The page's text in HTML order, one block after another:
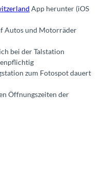
App herunter (iOS
Autos und Motorräder
bei der Talstation
zum Fotospot dauert
Öffnungszeiten der